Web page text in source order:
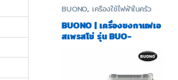
BUONO,เครื่องใช้ไฟฟ้าในครัว
BUONO | เครื่องชงกาแฟเอ
สเพรสโซ่ รุ่น BUO-